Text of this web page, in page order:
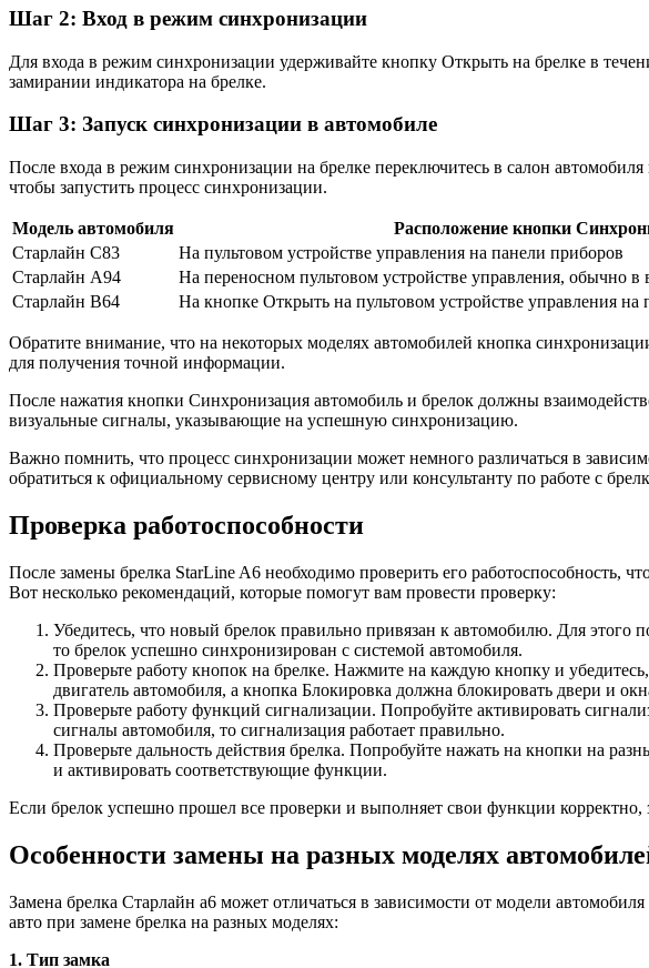
Шаг 2: Вход в режим синхронизации
Для входа в режим синхронизации удерживайте кнопку Открыть на брелке в
замирании индикатора на брелке.
Шаг 3: Запуск синхронизации в автомобиле
После входа в режим синхронизации на брелке переключитесь в салон
чтобы запустить процесс синхронизации.
Модель автомобиля
Расположение кнопки
Старлайн С83
На пультовом устройстве управления на панели приборов
Старлайн A94
На переносном пультовом устройстве управления, обычно в
Старлайн B64
На кнопке Открыть на пультовом устройстве управления на
Обратите внимание, что на некоторых моделях автомобилей кнопка
для получения точной информации.
После нажатия кнопки Синхронизация автомобиль и брелок должны
визуальные сигналы, указывающие на успешную синхронизацию.
Важно помнить, что процесс синхронизации может немного различаться в
обратиться к официальному сервисному центру или консультанту по работе с
Проверка работоспособности
После замены брелка StarLine A6 необходимо проверить его работоспособность,
Вот несколько рекомендаций, которые помогут вам провести проверку:
Убедитесь, что новый брелок правильно привязан к автомобилю. Для этого
то брелок успешно синхронизирован с системой автомобиля.
Проверьте работу кнопок на брелке. Нажмите на каждую кнопку и
двигатель автомобиля, а кнопка Блокировка должна блокировать двери и
Проверьте работу функций сигнализации. Попробуйте активировать
сигналы автомобиля, то сигнализация работает правильно.
Проверьте дальность действия брелка. Попробуйте нажать на кнопки на
и активировать соответствующие функции.
Если брелок успешно прошел все проверки и выполняет свои функции
Особенности замены на разных моделях
Замена брелка Старлайн а6 может отличаться в зависимости от модели
авто при замене брелка на разных моделях:
1. Тип замка